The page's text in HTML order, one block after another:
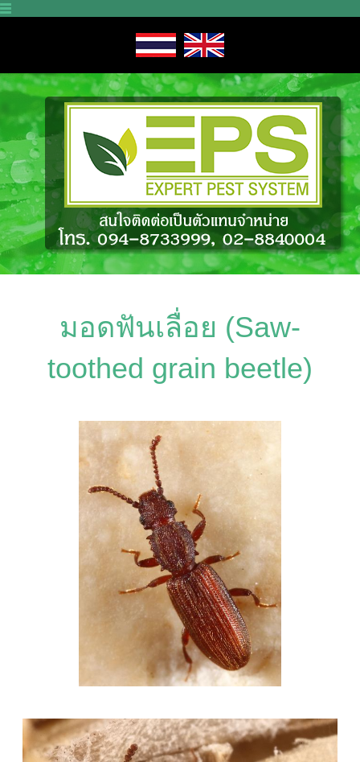
มอดฟันเลื่อย (Saw-
toothed grain beetle)